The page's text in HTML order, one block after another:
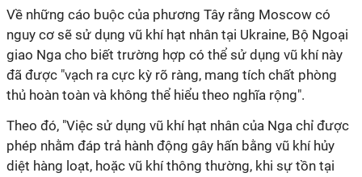
Về những cáo buộc của phương Tây rằng Moscow có
nguy cơ sẽ sử dụng vũ khí hạt nhân tại Ukraine, Bộ Ngoại
giao Nga cho biết trường hợp có thể sử dụng vũ khí này
đã được "vạch ra cực kỳ rõ ràng, mang tích chất phòng
thủ hoàn toàn và không thể hiểu theo nghĩa rộng".
Theo đó, "Việc sử dụng vũ khí hạt nhân của Nga chỉ được
phép nhằm đáp trả hành động gây hấn bằng vũ khí hủy
diệt hàng loạt, hoặc vũ khí thông thường, khi sự tồn tại